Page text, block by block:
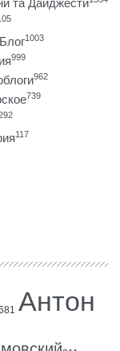
та Дайджести
1003
999
962
739
117
Антон